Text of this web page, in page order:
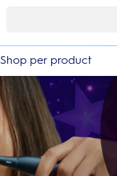
Shop per product